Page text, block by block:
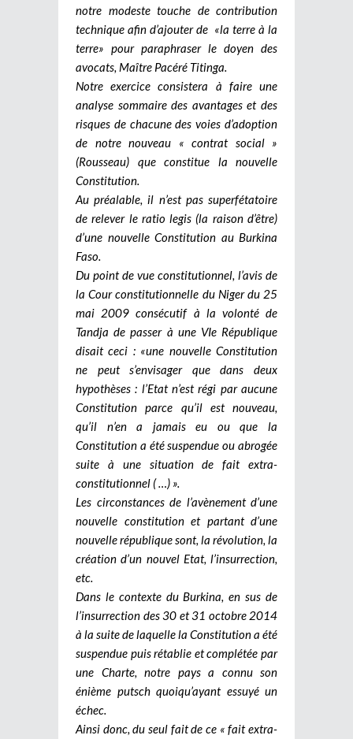
notre modeste touche de contribution
technique afin d’ajouter de «la terre à la
terre» pour paraphraser le doyen des
avocats, Maître Pacéré Titinga.
Notre exercice consistera à faire une
analyse sommaire des avantages et des
risques de chacune des voies d’adoption
de notre nouveau « contrat social »
(Rousseau) que constitue la nouvelle
Constitution.
Au préalable, il n’est pas superfétatoire
de relever le ratio legis (la raison d’être)
d’une nouvelle Constitution au Burkina
Faso.
Du point de vue constitutionnel, l’avis de
la Cour constitutionnelle du Niger du 25
mai 2009 consécutif à la volonté de
Tandja de passer à une VIe République
disait ceci : «une nouvelle Constitution
ne peut s’envisager que dans deux
hypothèses : l’Etat n’est régi par aucune
Constitution parce qu’il est nouveau,
qu’il n’en a jamais eu ou que la
Constitution a été suspendue ou abrogée
suite à une situation de fait extra-
constitutionnel ( …) ».
Les circonstances de l’avènement d’une
nouvelle constitution et partant d’une
nouvelle république sont, la révolution, la
création d’un nouvel Etat, l’insurrection,
etc.
Dans le contexte du Burkina, en sus de
l’insurrection des 30 et 31 octobre 2014
à la suite de laquelle la Constitution a été
suspendue puis rétablie et complétée par
une Charte, notre pays a connu son
énième putsch quoiqu’ayant essuyé un
échec.
Ainsi donc, du seul fait de ce « fait extra-